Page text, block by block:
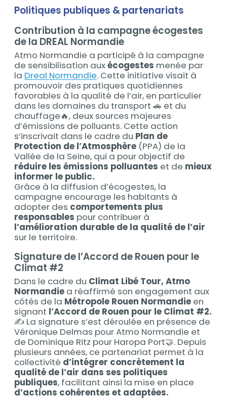
Politiques publiques & partenariats
Contribution à la campagne écogestes
de la DREAL Normandie
Atmo Normandie a participé à la campagne
de sensibilisation auxécogestes menée par
la Dreal Normandie. Cette initiative visait à
promouvoir des pratiques quotidiennes
favorables à la qualité de l’air, en particulier
dans les domaines du transport 🚗 et du
chauffage🔥, deux sources majeures
d’émissions de polluants. Cette action
s’inscrivait dans le cadre du Plan de
Protection de l’Atmosphère(PPA) de la
Vallée de la Seine, qui a pour objectif de
réduire les émissions polluantes et de mieux
informer le public.
Grâce à la diffusion d’écogestes, la
campagne encourage les habitants à
adopter des comportements plus
responsables pour contribuer à
l’amélioration durable de la qualité de l’air
sur le territoire.
Signature de l’Accord de Rouen pour le
Climat #2
Dans le cadre du Climat Libé Tour, Atmo
Normandiea réaffirmé son engagement aux
côtés de la Métropole Rouen Normandieen
signant l’Accord de Rouen pour le Climat #2.
✍️ La signature s’est déroulée en présence de
Véronique Delmas pour Atmo Normandie et
de Dominique Ritz pour Haropa Port🤝. Depuis
plusieurs années, ce partenariat permet à la
collectivité d’intégrer concrètement la
qualité de l’air dans ses politiques
publiques, facilitant ainsi la mise en place
d’actions cohérentes et adaptées.